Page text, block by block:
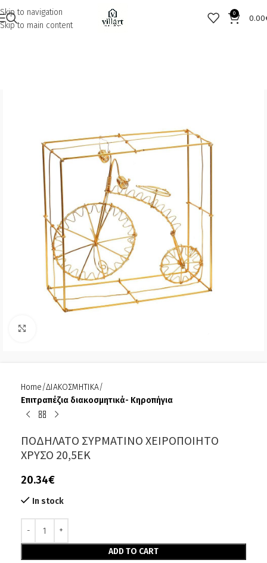
Skip to navigation
Skip to main content
0
0.00
Home ΔΙΑΚΟΣΜΗΤΙΚΑ
Επιτραπέζια διακοσμητικά- Κηροπήγια
ΠΟΔΗΛΑΤΟ ΣΥΡΜΑΤΙΝΟ ΧΕΙΡΟΠΟΙΗΤΟ
ΧΡΥΣΟ 20,5ΕΚ
20.34€
In stock
ADD TO CART